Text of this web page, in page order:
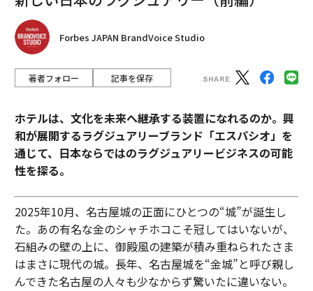
Forbes JAPAN BrandVoice Studio
著者フォロー 記事を保存
ホテルは、文化を未来へ継承する装置になれるのか。興
和が展開するラグジュアリーブランド「エスパシオ」を
通じて、日本ならではのラグジュアリービジネスの可能
性を探る。
2025年10月、名古屋城の正面にひとつの“城”が誕生し
た。あの有名な金のシャチホコこそ冠してはいないが、
石組みの壁の上に、御殿風の建築が積み重ねられたさま
はまさに現代の城。長年、名古屋城を“金城”と呼び親し
んできた名古屋の人々も少なからず驚いたに違いない。